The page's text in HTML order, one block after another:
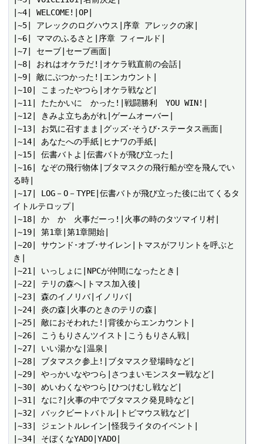
|~4| WELCOME!|OP|
|~5| アレックのログハウス|序章 アレックの家|
|~6| ママのふるさと|序章 フィールド|
|~7| セーブ|セーブ画面|
|~8| おれはオケラだ!|オケラ戦直前の会話|
|~9| 敵にぶつかった!|エンカウント|
|~10| こまったやつら|オケラ戦など|
|~11| たたかいに　かった!|戦闘勝利　YOU WIN!|
|~12| きみよ立ちあがれ|ゲームオーバー|
|~13| お気に召すまま|グッズ･そうび･ステータス画面|
|~14| あなたへの手紙|ヒナワの手紙|
|~15| 伝書バトよ|伝書バトが飛び立った|
|~16| なぞの飛行物体|ブタマスクの飛行船が空を飛んでい
る時|
|~17| LOG－O－TYPE|伝書バトが飛び立った後に出てくるタ
イトルテロップ|
|~18| か　か　火事だーっ!|火事の時のタツマイリ村|
|~19| 第1章|第1章開始|
|~20| サウンド･オブ･サイレン|トマスがフリントを呼ぶと
き|
|~21| いっしょに|NPCが仲間になったとき|
|~22| テリの森へ|トマス加入後|
|~23| 森のイノリバ|イノリバ|
|~24| 炎の森|火事のときのテリの森|
|~25| 敵におそわれた!|背後からエンカウント|
|~26| こうもりさんツイスト|こうもりさん戦|
|~27| いい湯かな|温泉|
|~28| ブタマスク参上!|ブタマスク登場時など|
|~29| やっかいなやつら|さつまいモンスター戦など|
|~30| めいわくなやつら|ひつけむし戦など|
|~31| なに?|火事の中でブタマスク発見時など|
|~32| バックビートバトル|トビマウス戦など|
|~33| ジェントルレイン|怪我ライタのイベント|
|~34| そぼくなYADO|YADO|